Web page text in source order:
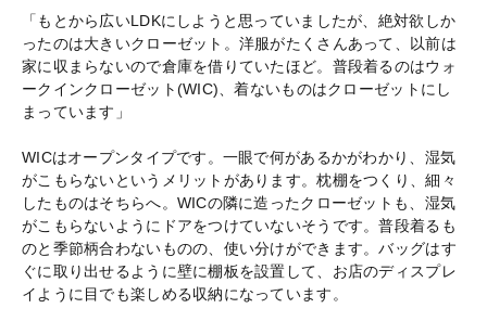
「もとから広いLDKにしようと思っていましたが、絶対欲しか
ったのは大きいクローゼット。洋服がたくさんあって、以前は
家に収まらないので倉庫を借りていたほど。普段着るのはウォ
ークインクローゼット(WIC)、着ないものはクローゼットにし
まっています」
WICはオープンタイプです。一眼で何があるかがわかり、湿気
がこもらないというメリットがあります。枕棚をつくり、細々
したものはそちらへ。WICの隣に造ったクローゼットも、湿気
がこもらないようにドアをつけていないそうです。普段着るも
のと季節柄合わないものの、使い分けができます。バッグはす
ぐに取り出せるように壁に棚板を設置して、お店のディスプレ
イように目でも楽しめる収納になっています。